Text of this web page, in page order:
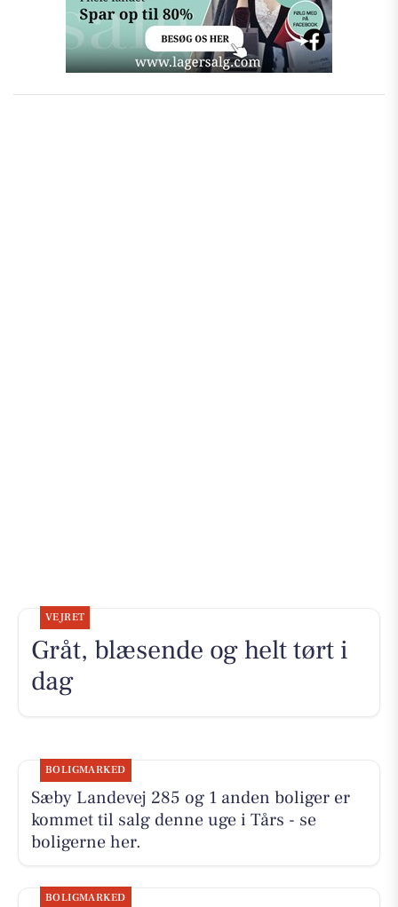
VEJRET
Gråt, blæsende og helt tørt i
dag
BOLIGMARKED
Sæby Landevej 285 og 1 anden boliger er
kommet til salg denne uge i Tårs - se
boligerne her.
BOLIGMARKED